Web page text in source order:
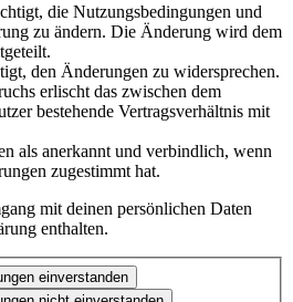
die Nutzungsbedingungen und
zu ändern. Die Änderung wird dem
den Änderungen zu widersprechen.
erlischt das zwischen dem
bestehende Vertragsverhältnis mit
als anerkannt und verbindlich, wenn
zugestimmt hat.
mit deinen persönlichen Daten
enthalten.